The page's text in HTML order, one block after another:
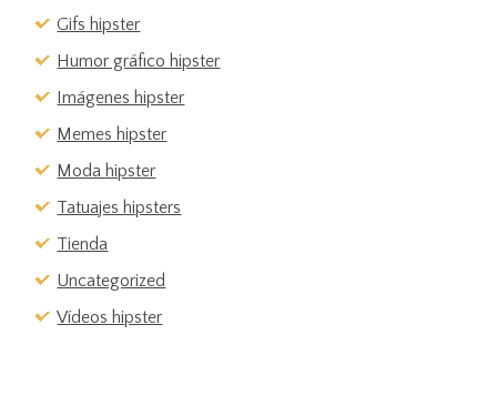
Gifs hipster
Humor gráfico hipster
Imágenes hipster
Memes hipster
Moda hipster
Tatuajes hipsters
Tienda
Uncategorized
Vídeos hipster